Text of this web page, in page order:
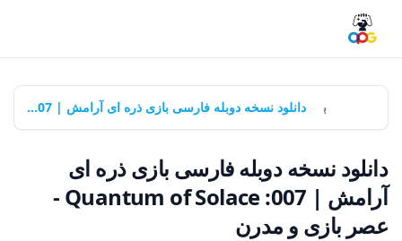
دانلود نسخه دوبله فارسی بازی ذره ای آرامش | 007: Quantum of Solace - عصر بازی و مدرن
دانلود نسخه دوبله فارسی بازی ذره ای
آرامش | 007: Quantum of Solace -
عصر بازی و مدرن